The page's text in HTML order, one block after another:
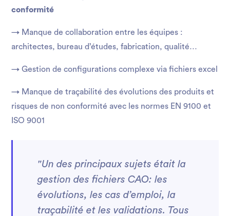
conformité
→ Manque de collaboration entre les équipes :
architectes, bureau d’études, fabrication, qualité…
→ Gestion de configurations complexe via fichiers excel
→ Manque de traçabilité des évolutions des produits et
risques de non conformité avec les normes EN 9100 et
ISO 9001
"Un des principaux sujets était la
gestion des fichiers CAO: les
évolutions, les cas d’emploi, la
traçabilité et les validations. Tous